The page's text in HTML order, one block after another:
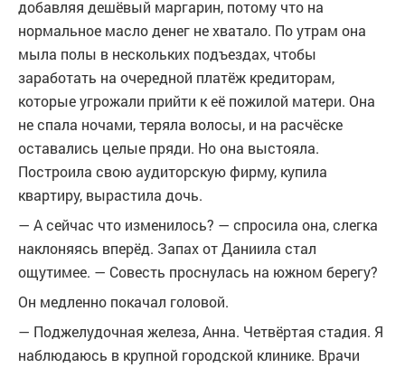
добавляя дешёвый маргарин, потому что на
нормальное масло денег не хватало. По утрам она
мыла полы в нескольких подъездах, чтобы
заработать на очередной платёж кредиторам,
которые угрожали прийти к её пожилой матери. Она
не спала ночами, теряла волосы, и на расчёске
оставались целые пряди. Но она выстояла.
Построила свою аудиторскую фирму, купила
квартиру, вырастила дочь.
— А сейчас что изменилось? — спросила она, слегка
наклоняясь вперёд. Запах от Даниила стал
ощутимее. — Совесть проснулась на южном берегу?
Он медленно покачал головой.
— Поджелудочная железа, Анна. Четвёртая стадия. Я
наблюдаюсь в крупной городской клинике. Врачи